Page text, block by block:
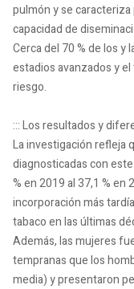
pulmón y se
capacidad de
Cerca del 70 % de los y
estadios avanzados y
riesgo.
::: Los resultados y
La investigación refleja
diagnosticadas con
% en 2019 al 37,1 % en
incorporación más
tabaco en las últimas
Además, las mujeres
tempranas que los
media) y presentaron